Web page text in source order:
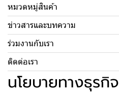
หมวดหมู่สินค้า
ข่าวสารและบทความ
ร่วมงานกับเรา
ติดต่อเรา
นโยบายทางธุรกิจ